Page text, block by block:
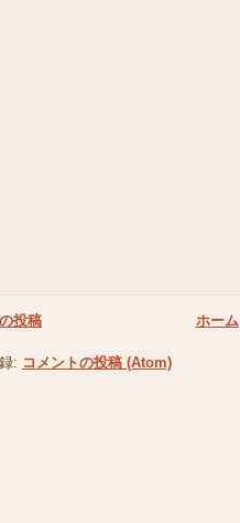
投稿 ホーム
: コメントの投稿 (Atom)